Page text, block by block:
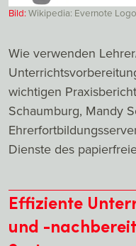
Bild:Wikipedia: Evernote
Wie verwenden
wichtigen
Schaumburg, Mandy
Dienste des
Effiziente
und -